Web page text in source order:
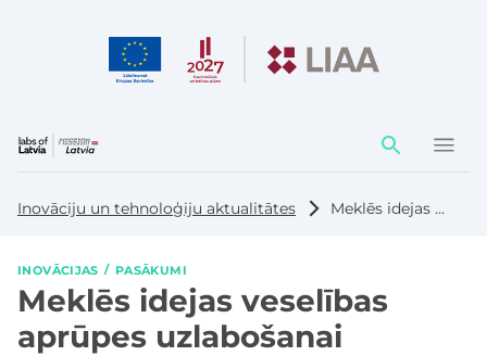
Darbības
elementi
Inovāciju un tehnoloģiju aktualitātes Meklēs idejas veselības aprūpes uzlabošanai
INOVĀCIJAS PASĀKUMI
Meklēs idejas veselības
aprūpes uzlabošanai